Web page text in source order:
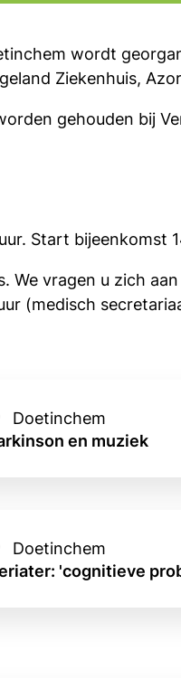
wordt
Ziekenhuis,
gehouden bij
Start bijeenkomst
We vragen u zich
(medisch
Doetinchem
en muziek
Doetinchem
'cognitieve